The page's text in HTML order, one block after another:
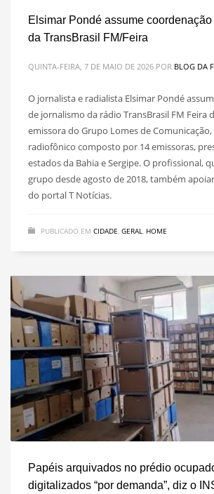
Elsimar Pondé assume
da TransBrasil FM/Feira
QUINTA-FEIRA, 7 DE MAIO DE 2026 POR BLOG DA
O jornalista e radialista Elsimar Pondé
de jornalismo da rádio TransBrasil FM Feira
emissora do Grupo Lomes de
radiofônico composto por 14 emissoras,
estados da Bahia e Sergipe. O profissional,
grupo desde agosto de 2018, também
do portal T Notícias.
PUBLICADO EM CIDADE, GERAL, HOME
Papéis arquivados no prédio
digitalizados “por demanda”, diz o